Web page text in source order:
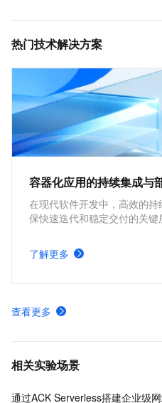
热门技术解决方案
容器化应用的持续集成与
在现代软件开发中，高效的
保快速迭代和稳定交付的关
方案，能够为企业提供从代码
化支持，显著提升开发效率和
了解更多
查看更多
相关实验场景
通过ACK Serverless搭建企业级